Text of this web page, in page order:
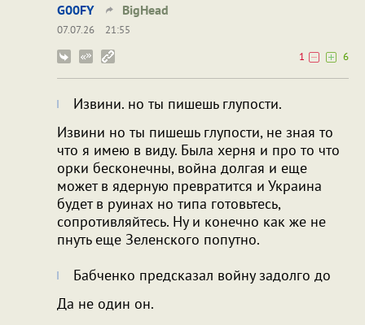
G00FY BigHead
07.07.26
21:55
1
6
Извини. но ты пишешь глупости.
Извини но ты пишешь глупости, не зная то
что я имею в виду. Была херня и про то что
орки бесконечны, война долгая и еще
может в ядерную превратится и Украина
будет в руинах но типа готовьтесь,
сопротивляйтесь. Ну и конечно как же не
пнуть еще Зеленского попутно.
Бабченко предсказал войну задолго до
Да не один он.